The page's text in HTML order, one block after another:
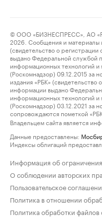
© ООО «БИЗНЕСПРЕСС», АО
2026. Сообщения и материалы
(свидетельство о
выдано Федеральной службой
информационных технологий
(Роскомнадзор) 09.12.2015
издания «РБК»
информации выдано
информационных технологий
(Роскомнадзор) 03.12.2021
сопровождаются пометкой
Владельцем сайта является
Данные предоставлены:
Индексы облигаций
Информация об
О соблюдении авторских
Пользовательское
Политика в отношении
Политика обработки